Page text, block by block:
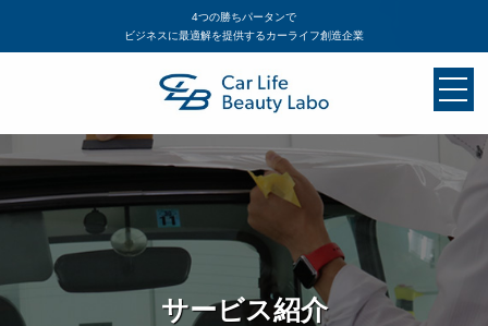
4つの勝ちパータンで
ビジネスに最適解を提供するカーライフ創造企業
サービス紹介